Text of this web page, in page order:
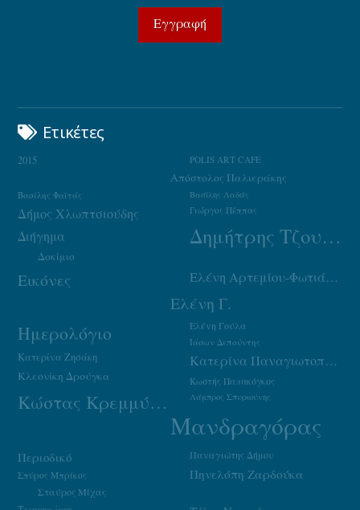
Ετικέτες
2015 POLIS ART CAFE
Απόστολος Παλιεράκης
Βασίλης Λαδάς
Βασίλης Φαϊτάς
Γιώργος Πέππας
Δήμος Χλωπτσιούδης
Δημήτρης Τζουμάκας
Διήγημα
Δοκίμιο
Εικόνες Ελένη Αρτεμίου-Φωτιάδου
Ελένη Γ.
Ελένη Γούλα
Ημερολόγιο Ιάσων Δεπούντης
Κατερίνα Ζησάκη Κατερίνα Παναγιωτοπούλου
Κλεονίκη Δρούγκα Κωστής Παπακόγκος
Κώστας Κρεμμύδας Λάμπρος Σπυριούνης
Μανδραγόρας
Παναγιώτης Δήμου
Περιοδικό
Πηνελόπη Ζαρδούκα
Σπύρος Μπρίκος
Σταύρος Μίχας